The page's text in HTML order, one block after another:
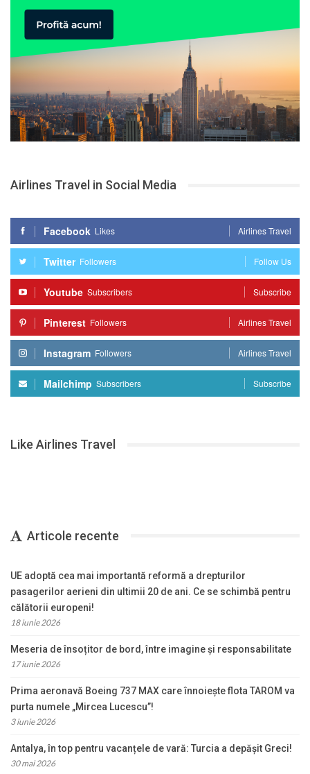
Airlines Travel in Social Media
Facebook Likes Airlines Travel
Twitter Followers Follow Us
Youtube Subscribers Subscribe
Pinterest Followers Airlines Travel
Instagram Followers Airlines Travel
Mailchimp Subscribers Subscribe
Like Airlines Travel
Articole recente
UE adoptă cea mai importantă reformă a drepturilor
pasagerilor aerieni din ultimii 20 de ani. Ce se schimbă pentru
călătorii europeni!
18 iunie 2026
Meseria de însoțitor de bord, între imagine și responsabilitate
17 iunie 2026
Prima aeronavă Boeing 737 MAX care înnoiește flota TAROM va
purta numele „Mircea Lucescu”!
3 iunie 2026
Antalya, în top pentru vacanțele de vară: Turcia a depășit Greci!
30 mai 2026